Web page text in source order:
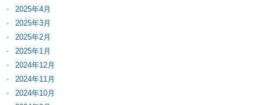
2025年4月
2025年3月
2025年2月
2025年1月
2024年12月
2024年11月
2024年10月